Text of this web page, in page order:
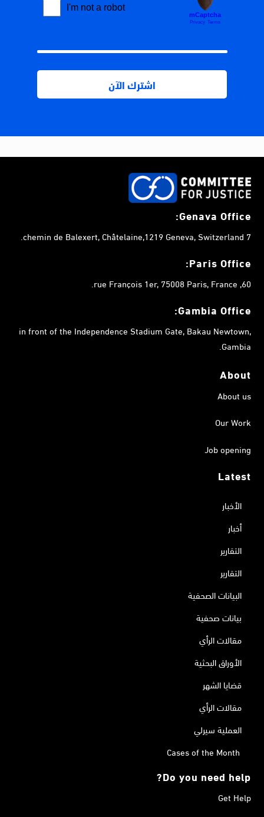
Genava Office:
7 chemin de Balexert, Châtelaine,1219 Geneva, Switzerland.
Paris Office:
60, rue François 1er, 75008 Paris, France.
Gambia Office:
in front of the Independence Stadium Gate, Bakau Newtown,
Gambia.
About
About us
Our Work
Job opening
Latest
الأخبار
أخبار
التقارير
التقارير
البيانات الصحفية
بيانات صحفية
مقالات الرأي
الأوراق البحثية
قضايا الشهر
مقالات الرأي
العملية سيرلي
Cases of the Month
Do you need help?
Get Help